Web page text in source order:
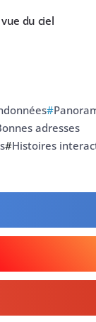
du ciel
adresses
Histoires